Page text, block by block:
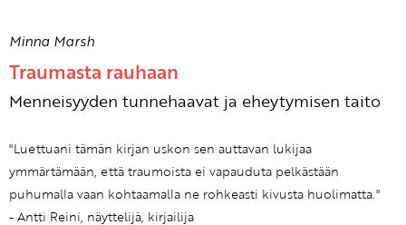
Minna Marsh
Traumasta rauhaan
Menneisyyden tunnehaavat ja eheytymisen taito
"Luettuani tämän kirjan uskon sen auttavan lukijaa
ymmärtämään, että traumoista ei vapauduta pelkästään
puhumalla vaan kohtaamalla ne rohkeasti kivusta huolimatta."
- Antti Reini, näyttelijä, kirjailija